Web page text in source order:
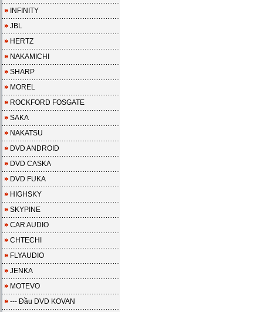
INFINITY
JBL
HERTZ
NAKAMICHI
SHARP
MOREL
ROCKFORD FOSGATE
SAKA
NAKATSU
DVD ANDROID
DVD CASKA
DVD FUKA
HIGHSKY
SKYPINE
CAR AUDIO
CHTECHI
FLYAUDIO
JENKA
MOTEVO
--- Đầu DVD KOVAN